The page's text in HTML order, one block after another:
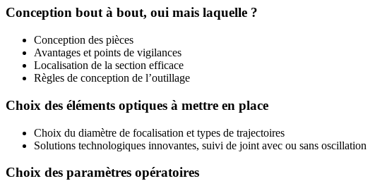
Conception bout à bout, oui mais laquelle ?
Conception des pièces
Avantages et points de vigilances
Localisation de la section efficace
Règles de conception de l’outillage
Choix des éléments optiques à mettre en place
Choix du diamètre de focalisation et types de trajectoires
Solutions technologiques innovantes, suivi de joint avec ou sans oscillation
Choix des paramètres opératoires